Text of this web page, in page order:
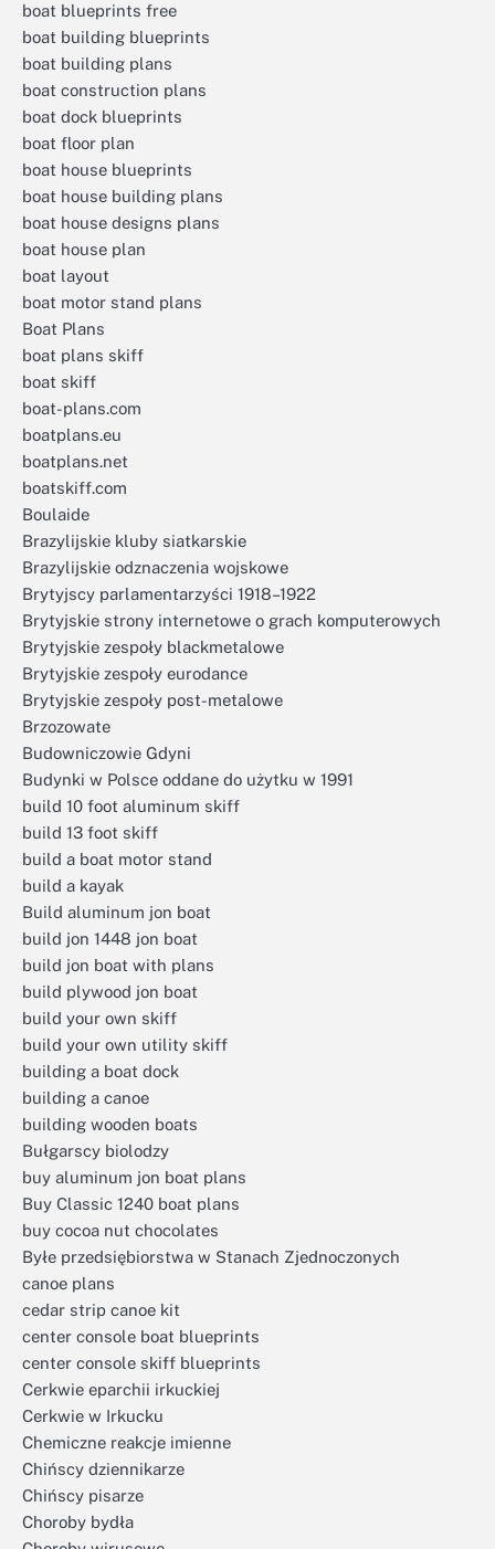
boat blueprints free
boat building blueprints
boat building plans
boat construction plans
boat dock blueprints
boat floor plan
boat house blueprints
boat house building plans
boat house designs plans
boat house plan
boat layout
boat motor stand plans
Boat Plans
boat plans skiff
boat skiff
boat-plans.com
boatplans.eu
boatplans.net
boatskiff.com
Boulaide
Brazylijskie kluby siatkarskie
Brazylijskie odznaczenia wojskowe
Brytyjscy parlamentarzyści 1918–1922
Brytyjskie strony internetowe o grach komputerowych
Brytyjskie zespoły blackmetalowe
Brytyjskie zespoły eurodance
Brytyjskie zespoły post-metalowe
Brzozowate
Budowniczowie Gdyni
Budynki w Polsce oddane do użytku w 1991
build 10 foot aluminum skiff
build 13 foot skiff
build a boat motor stand
build a kayak
Build aluminum jon boat
build jon 1448 jon boat
build jon boat with plans
build plywood jon boat
build your own skiff
build your own utility skiff
building a boat dock
building a canoe
building wooden boats
Bułgarscy biolodzy
buy aluminum jon boat plans
Buy Classic 1240 boat plans
buy cocoa nut chocolates
Byłe przedsiębiorstwa w Stanach Zjednoczonych
canoe plans
cedar strip canoe kit
center console boat blueprints
center console skiff blueprints
Cerkwie eparchii irkuckiej
Cerkwie w Irkucku
Chemiczne reakcje imienne
Chińscy dziennikarze
Chińscy pisarze
Choroby bydła